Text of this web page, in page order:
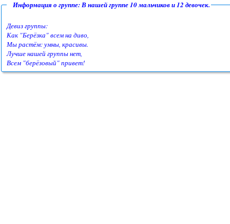
Информация о группе: В нашей группе 10 мальчиков и 12 девочек.
Девиз группы:
Как "Берёзка" всем на диво,
Мы растём: умны, красивы.
Лучше нашей группы нет,
Всем "берёзовый" привет!